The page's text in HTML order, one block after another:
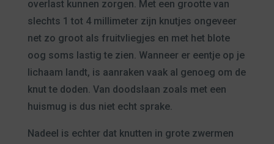
overlast kunnen zorgen. Met een grootte van
slechts 1 tot 4 millimeter zijn knutjes ongeveer
net zo groot als fruitvliegjes en met het blote
oog soms lastig te zien. Wanneer er eentje op je
lichaam landt, is aanraken vaak al genoeg om de
knut te doden. Van doodslaan zoals met een
huismug is dus niet echt sprake.
Nadeel is echter dat knutten in grote zwermen